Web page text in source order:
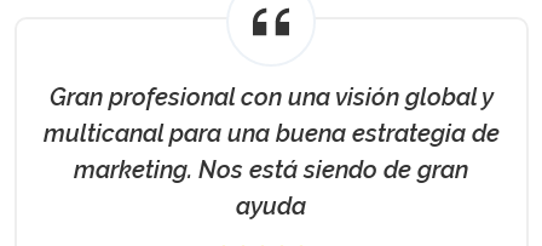
Gran profesional con una visión global y
multicanal para una buena estrategia de
marketing. Nos está siendo de gran
ayuda